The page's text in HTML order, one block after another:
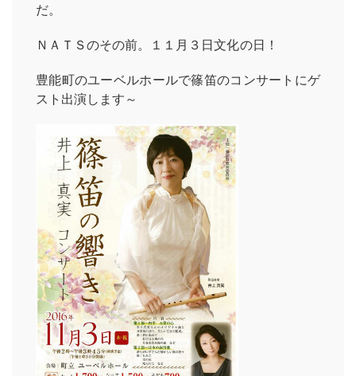
だ。
ＮＡＴＳのその前。１１月３日文化の日！
豊能町のユーベルホールで篠笛のコンサートにゲ
スト出演します～